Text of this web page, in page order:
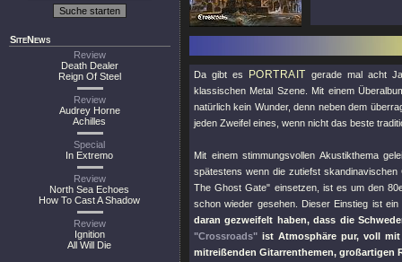
SiteNews
Review
Death Dealer
Reign Of Steel
Review
Audrey Horne
Achilles
Special
In Extremo
Review
North Sea Echoes
How To Cast A Shadow
Review
Ignition
All Will Die
Da gibt es PORTRAIT gerade mal acht
klassischen Metal Szene. Mit einem
natürlich kein Wunder, denn neben dem
jeden Zweifel eines, wenn nicht das beste
Mit einem stimmungsvollen Akustikthema
spätestens wenn die zutiefst
The Ghost Gate" einsetzen, ist es um den
schon wieder gesehen. Dieser Einstieg ist
daran gezweifelt haben, dass die
"Crossroads" ist Atmosphäre pur, voll
mitreißenden Gitarrenthemen, großartigen